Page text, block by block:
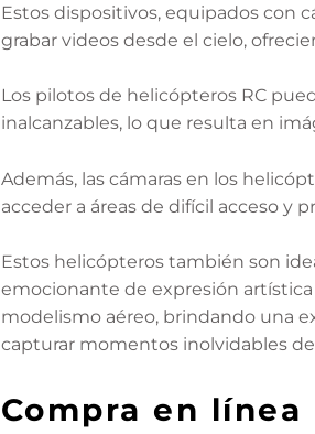
Estos dispositivos, equipados con
grabar videos desde el cielo,
Los pilotos de helicópteros RC
inalcanzables, lo que resulta en
Además, las cámaras en los
acceder a áreas de difícil acceso y
Estos helicópteros también son
emocionante de expresión artística
modelismo aéreo, brindando una
capturar momentos inolvidables
Compra en